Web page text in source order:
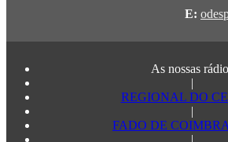
E:
As nossas
|
REGIONAL DO
|
FADO DE
|